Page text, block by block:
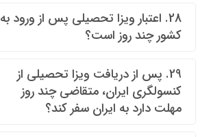
28. اعتبار ویزا تحصیلی پس از ورود به
کشور چند روز است؟
29. پس از دریافت ویزا تحصیلی از
کنسولگری ایران، متقاضی چند روز
مهلت دارد به ایران سفر کند؟